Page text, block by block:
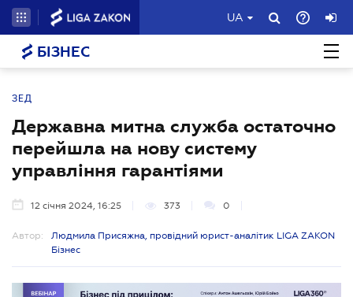
UA
БІЗНЕС
ЗЕД
Державна митна служба остаточно
перейшла на нову систему
управління гарантіями
12 січня 2024, 16:25 373 0
Автор:
Людмила Присяжна, провідний юрист-аналітик LIGA ZAKON
Бізнес